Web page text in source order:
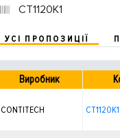
CT1120K1
УСІ ПРОПОЗИЦІЇ
Виробник
CONTITECH CT1120K1